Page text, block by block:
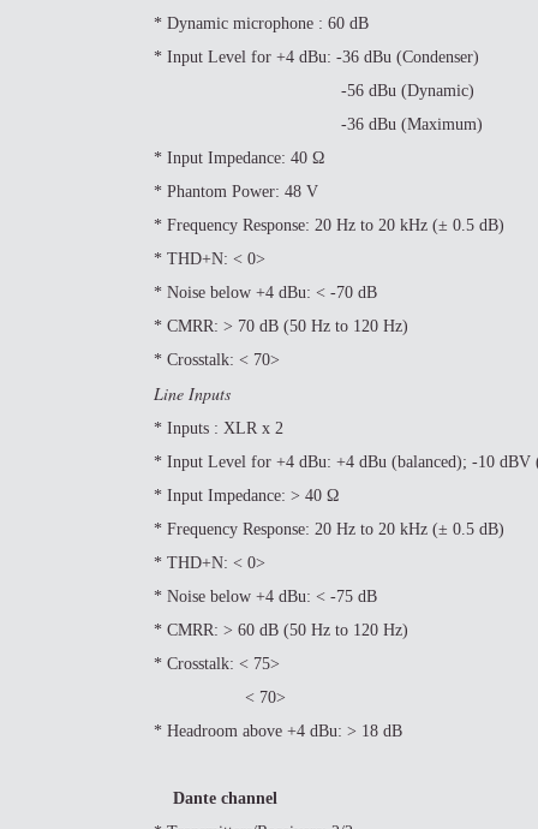
* Dynamic microphone : 60 dB
* Input Level for +4 dBu: -36 dBu (Condenser)
-56 dBu (Dynamic)
-36 dBu (Maximum)
* Input Impedance: 40 Ω
* Phantom Power: 48 V
* Frequency Response: 20 Hz to 20 kHz (± 0.5 dB)
* THD+N: < 0>
* Noise below +4 dBu: < -70 dB
* CMRR: > 70 dB (50 Hz to 120 Hz)
* Crosstalk: < 70>
Line Inputs
* Inputs : XLR x 2
* Input Level for +4 dBu: +4 dBu (balanced); -10 dBV
* Input Impedance: > 40 Ω
* Frequency Response: 20 Hz to 20 kHz (± 0.5 dB)
* THD+N: < 0>
* Noise below +4 dBu: < -75 dB
* CMRR: > 60 dB (50 Hz to 120 Hz)
* Crosstalk: < 75>
< 70>
* Headroom above +4 dBu: > 18 dB
Dante channel